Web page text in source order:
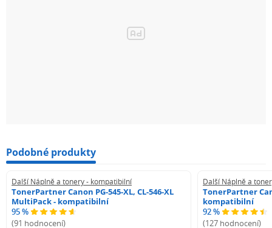
Podobné produkty
Další Náplně a tonery - kompatibilní
TonerPartner Canon PG-545-XL, CL-546-XL
MultiPack - kompatibilní
95 %
(91 hodnocení)
Další Náplně a
TonerPartner
kompatibilní
92 %
(127 hodnocení)